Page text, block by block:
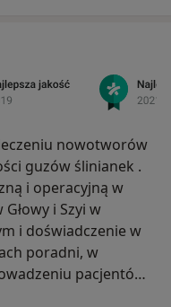
nowotworów
guzów ślinianek .
i operacyjną w
i Szyi w
i doświadczenie w
poradni, w
pacjentów z
leczeniu